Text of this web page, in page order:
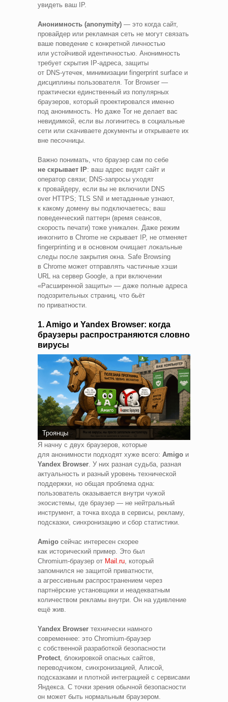
увидеть ваш IP.
Анонимность (anonymity) — это когда сайт,
провайдер или рекламная сеть не могут связать
ваше поведение с конкретной личностью
или устойчивой идентичностью. Анонимность
требует скрытия IP‑адреса, защиты
от DNS‑утечек, минимизации fingerprint surface и
дисциплины пользователя. Tor Browser —
практически единственный из популярных
браузеров, который проектировался именно
под анонимность. Но даже Tor не делает вас
невидимкой, если вы логинитесь в социальные
сети или скачиваете документы и открываете их
вне песочницы.
Важно понимать, что браузер сам по себе
не скрывает IP: ваш адрес видят сайт и
оператор связи; DNS‑запросы уходят
к провайдеру, если вы не включили DNS
over HTTPS; TLS SNI и метаданные узнают,
к какому домену вы подключаетесь; ваш
поведенческий паттерн (время сеансов,
скорость печати) тоже уникален. Даже режим
инкогнито в Chrome не скрывает IP, не отменяет
fingerprinting и в основном очищает локальные
следы после закрытия окна. Safe Browsing
в Chrome может отправлять частичные хэши
URL на сервер Google, а при включении
«Расширенной защиты» — даже полные адреса
подозрительных страниц, что бьёт
по приватности.
1. Amigo и Yandex Browser: когда
браузеры распространяются словно
вирусы
Троянцы
Я начну с двух браузеров, которые
для анонимности подходят хуже всего: Amigo и
Yandex Browser. У них разная судьба, разная
актуальность и разный уровень технической
поддержки, но общая проблема одна:
пользователь оказывается внутри чужой
экосистемы, где браузер — не нейтральный
инструмент, а точка входа в сервисы, рекламу,
подсказки, синхронизацию и сбор статистики.
Amigo сейчас интересен скорее
как исторический пример. Это был
Chromium‑браузер от Mail.ru, который
запомнился не защитой приватности,
а агрессивным распространением через
партнёрские установщики и неадекватным
количеством рекламы внутри. Он на удивление
ещё жив.
Yandex Browser технически намного
современнее: это Chromium‑браузер
с собственной разработкой безопасности
Protect, блокировкой опасных сайтов,
переводчиком, синхронизацией, Алисой,
подсказками и плотной интеграцией с сервисами
Яндекса. С точки зрения обычной безопасности
он может быть нормальным браузером.